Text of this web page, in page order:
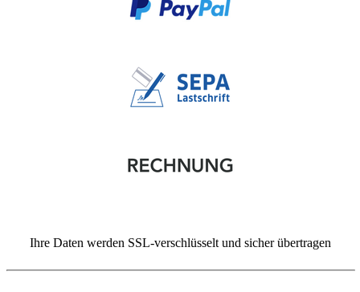
Ihre Daten werden SSL-verschlüsselt und sicher übertragen